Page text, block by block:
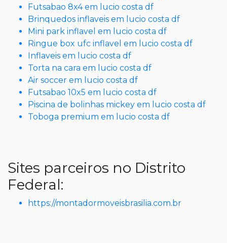
Futsabao 8x4 em lucio costa df
Brinquedos inflaveis em lucio costa df
Mini park inflavel em lucio costa df
Ringue box ufc inflavel em lucio costa df
Inflaveis em lucio costa df
Torta na cara em lucio costa df
Air soccer em lucio costa df
Futsabao 10x5 em lucio costa df
Piscina de bolinhas mickey em lucio costa df
Toboga premium em lucio costa df
Sites parceiros no Distrito
Federal:
https://montadormoveisbrasilia.com.br